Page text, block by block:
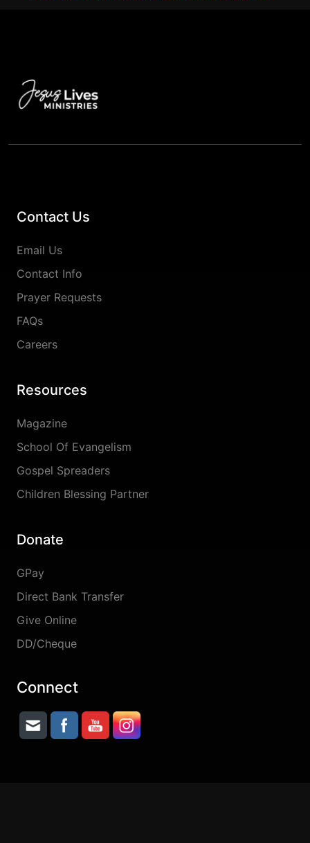
Contact Us
Email Us
Contact Info
Prayer Requests
FAQs
Careers
Resources
Magazine
School Of Evangelism
Gospel Spreaders
Children Blessing Partner
Donate
GPay
Direct Bank Transfer
Give Online
DD/Cheque
Connect